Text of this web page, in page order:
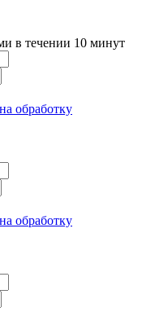
в течении 10 минут
обработку
обработку